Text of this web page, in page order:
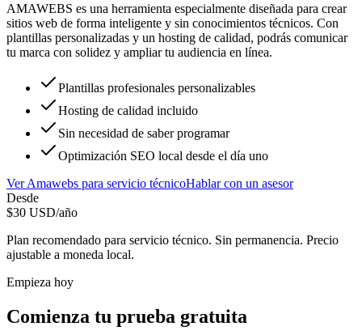
AMAWEBS es una herramienta especialmente diseñada para crear
sitios web de forma inteligente y sin conocimientos técnicos. Con
plantillas personalizadas y un hosting de calidad, podrás comunicar
tu marca con solidez y ampliar tu audiencia en línea.
Plantillas profesionales personalizables
Hosting de calidad incluido
Sin necesidad de saber programar
Optimización SEO local desde el día uno
VerAmawebs para servicio técnicoHablar con un asesor
Desde
$30 USD/año
Plan recomendado para servicio técnico. Sin permanencia. Precio
ajustable a moneda local.
Empieza hoy
Comienza tu prueba gratuita